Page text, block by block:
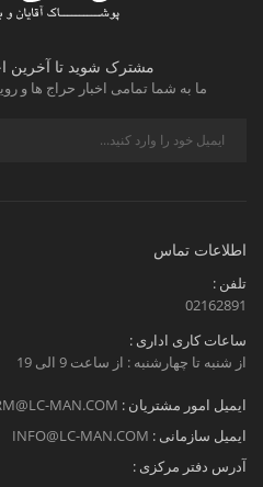
مشترک شوید تا آخرین
ما به شما تمامی اخبار حراج ها و
اطلاعات تماس
تلفن :
02162891
ساعات کاری اداری :
از شنبه تا چهارشنبه : از ساعت 9 الی 19
ایمیل امور مشتریان : MAN.COM
ایمیل سازمانی : INFO@LC-MAN.COM
آدرس دفتر مرکزی :